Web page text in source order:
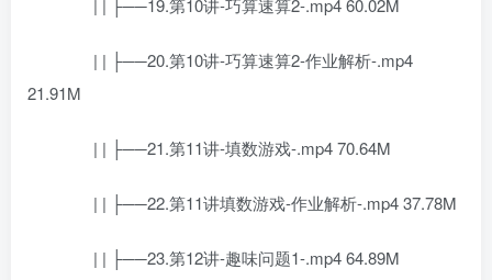
| | ├──19.第10讲-巧算速算2-.mp4 60.02M
| | ├──20.第10讲-巧算速算2-作业解析-.mp4
21.91M
| | ├──21.第11讲-填数游戏-.mp4 70.64M
| | ├──22.第11讲填数游戏-作业解析-.mp4 37.78M
| | ├──23.第12讲-趣味问题1-.mp4 64.89M